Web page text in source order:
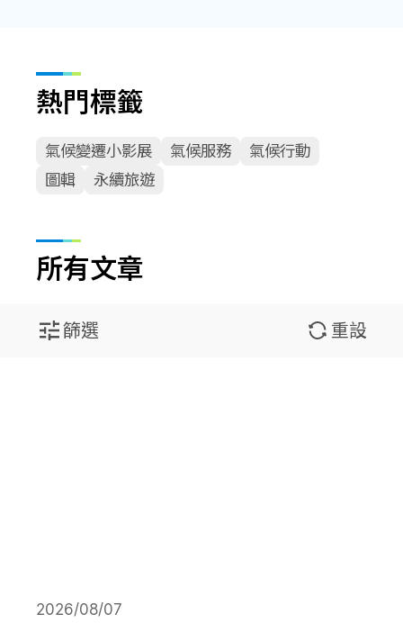
熱門標籤
氣候變遷小影展 氣候服務
氣候行動
圖輯
永續旅遊
所有文章
篩選 重設
2026/08/07